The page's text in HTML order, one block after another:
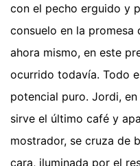
con el pecho erguido y
consuelo en la promesa
ahora mismo, en este
ocurrido todavía. Todo
potencial puro. Jordi,
sirve el último café y
mostrador, se cruza de
cara, iluminada por el